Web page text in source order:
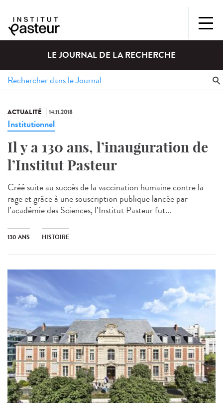
LE JOURNAL DE LA RECHERCHE
ACTUALITÉ 14.11.2018
Institutionnel
Il y a 130 ans, l’inauguration de
l’Institut Pasteur
Créé suite au succès de la vaccination humaine contre la
rage et grâce à une souscription publique lancée par
l’académie des Sciences, l’Institut Pasteur fut...
130 ANS HISTOIRE